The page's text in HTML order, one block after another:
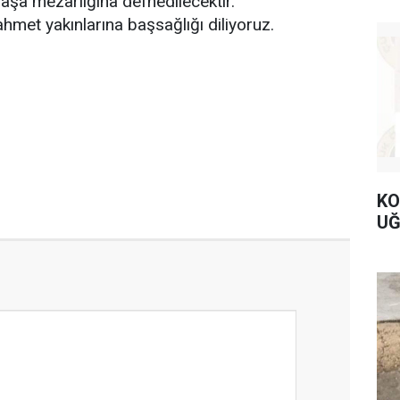
yakınlarına başsağlığı diliyoruz.